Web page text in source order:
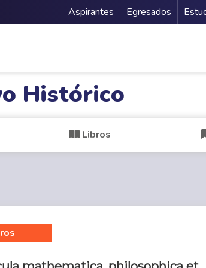
Menu
Aspirantes Egresados
Histórico
Libros